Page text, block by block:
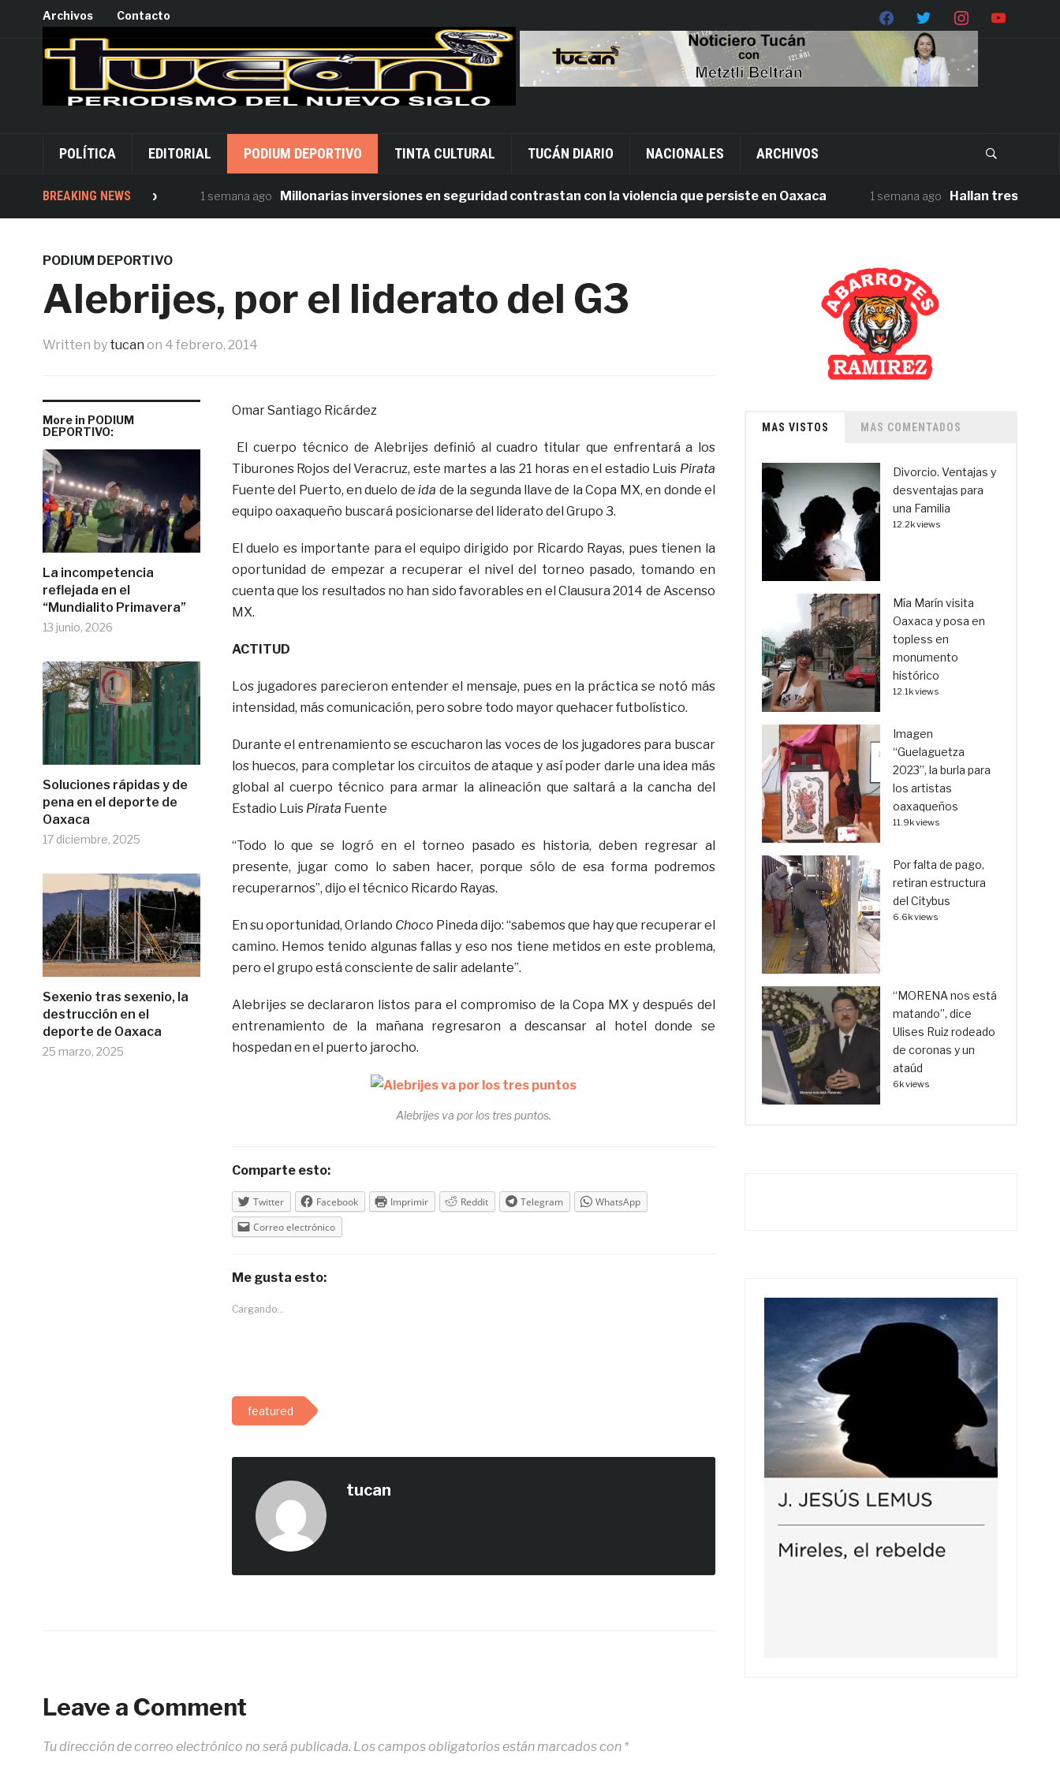
Archivos Contacto
POLÍTICA EDITORIAL PODIUM DEPORTIVO TINTA CULTURAL TUCÁN DIARIO NACIONALES ARCHIVOS
BREAKING NEWS
desde Palacio 1 semana ago Millonarias inversiones en seguridad contrastan con la violencia que persiste en Oaxaca 1 semana ago Hallan tres cuerpos
PODIUM DEPORTIVO
Alebrijes, por el liderato del G3
Written by tucan on 4 febrero, 2014
More in PODIUM
DEPORTIVO:
La incompetencia
reflejada en el
“Mundialito Primavera”
13 junio, 2026
Soluciones rápidas y de
pena en el deporte de
Oaxaca
17 diciembre, 2025
Sexenio tras sexenio, la
destrucción en el
deporte de Oaxaca
25 marzo, 2025
Omar Santiago Ricárdez
El cuerpo técnico de Alebrijes definió al cuadro titular que enfrentará a los
Tiburones Rojos del Veracruz, este martes a las 21 horas en el estadio Luis Pirata
Fuente del Puerto, en duelo deida de la segunda llave de la Copa MX, en donde el
equipo oaxaqueño buscará posicionarse del liderato del Grupo 3.
El duelo es importante para el equipo dirigido por Ricardo Rayas, pues tienen la
oportunidad de empezar a recuperar el nivel del torneo pasado, tomando en
cuenta que los resultados no han sido favorables en el Clausura 2014 de Ascenso
MX.
ACTITUD
Los jugadores parecieron entender el mensaje, pues en la práctica se notó más
intensidad, más comunicación, pero sobre todo mayor quehacer futbolístico.
Durante el entrenamiento se escucharon las voces de los jugadores para buscar
los huecos, para completar los circuitos de ataque y así poder darle una idea más
global al cuerpo técnico para armar la alineación que saltará a la cancha del
Estadio Luis Pirata Fuente
“Todo lo que se logró en el torneo pasado es historia, deben regresar al
presente, jugar como lo saben hacer, porque sólo de esa forma podremos
recuperarnos”, dijo el técnico Ricardo Rayas.
En su oportunidad, Orlando Choco Pineda dijo: “sabemos que hay que recuperar el
camino. Hemos tenido algunas fallas y eso nos tiene metidos en este problema,
pero el grupo está consciente de salir adelante”.
Alebrijes se declararon listos para el compromiso de la Copa MX y después del
entrenamiento de la mañana regresaron a descansar al hotel donde se
hospedan en el puerto jarocho.
Alebrijes va por los tres puntos.
Comparte esto:
Twitter Facebook Imprimir Reddit Telegram
WhatsApp
Correo electrónico
Me gusta esto:
Cargando...
featured
tucan
Leave a Comment
Tu dirección de correo electrónico no será publicada. Los campos obligatorios están marcados con *
MAS VISTOS MAS COMENTADOS
Divorcio. Ventajas y
desventajas para
una Familia
12.2k views
Mía Marín visita
Oaxaca y posa en
topless en
monumento
histórico
12.1k views
Imagen
“Guelaguetza
2023”, la burla para
los artistas
oaxaqueños
11.9k views
Por falta de pago,
retiran estructura
del Citybus
6.6k views
“MORENA nos está
matando”, dice
Ulises Ruiz rodeado
de coronas y un
ataúd
6k views